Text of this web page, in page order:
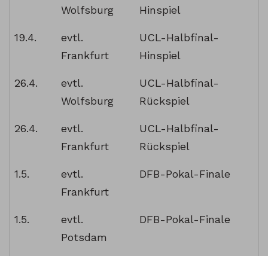
Wolfsburg
Hinspiel
19.4.
evtl.
Frankfurt
UCL-Halbfinal-
Hinspiel
26.4.
evtl.
Wolfsburg
UCL-Halbfinal-
Rückspiel
26.4.
evtl.
Frankfurt
UCL-Halbfinal-
Rückspiel
1.5.
evtl.
Frankfurt
DFB-Pokal-Finale
1.5.
evtl.
Potsdam
DFB-Pokal-Finale